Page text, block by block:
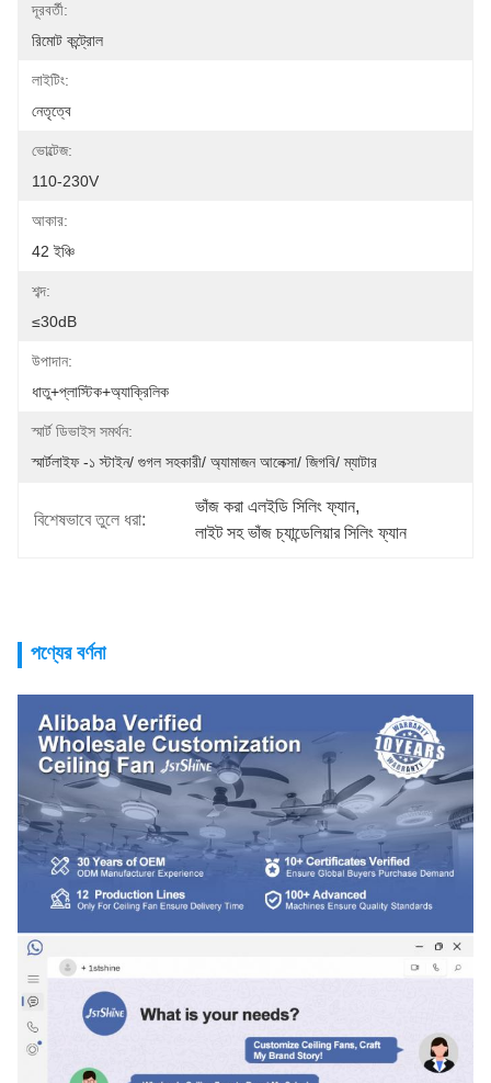
দূরবর্তী:
রিমোট কন্ট্রোল
লাইটিং:
নেতৃত্বে
ভোল্টেজ:
110-230V
আকার:
42 ইঞ্চি
শব্দ:
≤30dB
উপাদান:
ধাতু+প্লাস্টিক+অ্যাক্রিলিক
স্মার্ট ডিভাইস সমর্থন:
স্মার্টলাইফ -১ স্টাইন/ গুগল সহকারী/ অ্যামাজন আলেক্সা/ জিগবি/ ম্যাটার
বিশেষভাবে তুলে ধরা:
ভাঁজ করা এলইডি সিলিং ফ্যান,
লাইট সহ ভাঁজ চ্যান্ডেলিয়ার সিলিং ফ্যান
পণ্যের বর্ণনা